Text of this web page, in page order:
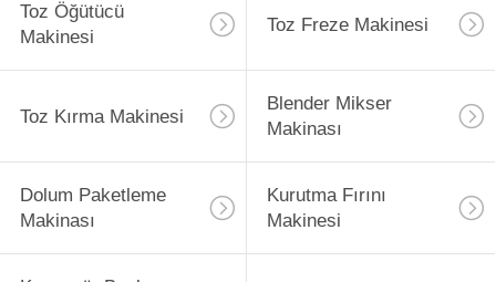
Toz Öğütücü
Makinesi
Toz Freze Makinesi
Toz Kırma Makinesi
Blender Mikser
Makinası
Dolum Paketleme
Makinası
Kurutma Fırını
Makinesi